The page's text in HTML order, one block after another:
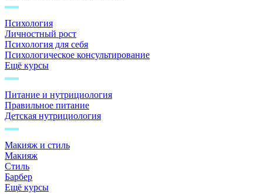
Психология
Личностный рост
Психология для себя
Психологическое консультирование
Ещё курсы
Питание и нутрициология
Правильное питание
Детская нутрициология
Макияж и стиль
Макияж
Стиль
Барбер
Ещё курсы